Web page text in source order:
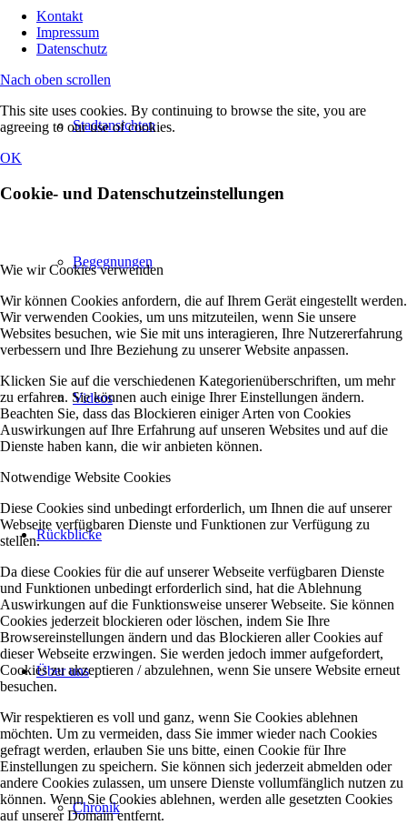
Stadtansichten
Begegnungen
Videos
Rückblicke
Über uns
Chronik
Kontakt
Impressum
Datenschutz
Nach oben scrollen
This site uses cookies. By continuing to browse the site, you are
agreeing to our use of cookies.
OK
Cookie- und Datenschutzeinstellungen
Wie wir Cookies verwenden
Wir können Cookies anfordern, die auf Ihrem Gerät eingestellt werden.
Wir verwenden Cookies, um uns mitzuteilen, wenn Sie unsere
Websites besuchen, wie Sie mit uns interagieren, Ihre Nutzererfahrung
verbessern und Ihre Beziehung zu unserer Website anpassen.
Klicken Sie auf die verschiedenen Kategorienüberschriften, um mehr
zu erfahren. Sie können auch einige Ihrer Einstellungen ändern.
Beachten Sie, dass das Blockieren einiger Arten von Cookies
Auswirkungen auf Ihre Erfahrung auf unseren Websites und auf die
Dienste haben kann, die wir anbieten können.
Notwendige Website Cookies
Diese Cookies sind unbedingt erforderlich, um Ihnen die auf unserer
Webseite verfügbaren Dienste und Funktionen zur Verfügung zu
stellen.
Da diese Cookies für die auf unserer Webseite verfügbaren Dienste
und Funktionen unbedingt erforderlich sind, hat die Ablehnung
Auswirkungen auf die Funktionsweise unserer Webseite. Sie können
Cookies jederzeit blockieren oder löschen, indem Sie Ihre
Browsereinstellungen ändern und das Blockieren aller Cookies auf
dieser Webseite erzwingen. Sie werden jedoch immer aufgefordert,
Cookies zu akzeptieren / abzulehnen, wenn Sie unsere Website erneut
besuchen.
Wir respektieren es voll und ganz, wenn Sie Cookies ablehnen
möchten. Um zu vermeiden, dass Sie immer wieder nach Cookies
gefragt werden, erlauben Sie uns bitte, einen Cookie für Ihre
Einstellungen zu speichern. Sie können sich jederzeit abmelden oder
andere Cookies zulassen, um unsere Dienste vollumfänglich nutzen zu
können. Wenn Sie Cookies ablehnen, werden alle gesetzten Cookies
auf unserer Domain entfernt.